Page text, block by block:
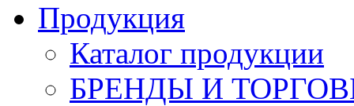
Продукция
Каталог продукции
БРЕНДЫ И